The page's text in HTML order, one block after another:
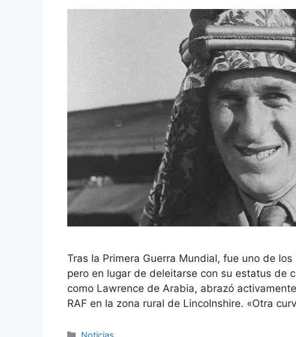
Tras la Primera Guerra Mundial, fue uno de
pero en lugar de deleitarse con su estatus de
como Lawrence de Arabia, abrazó
RAF en la zona rural de Lincolnshire. «Otra
Categorías
Noticias